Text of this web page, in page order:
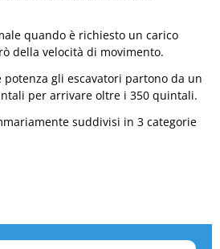
quando è richiesto un carico
della velocità di movimento.
potenza gli escavatori partono da un
per arrivare oltre i 350 quintali.
suddivisi in 3 categorie